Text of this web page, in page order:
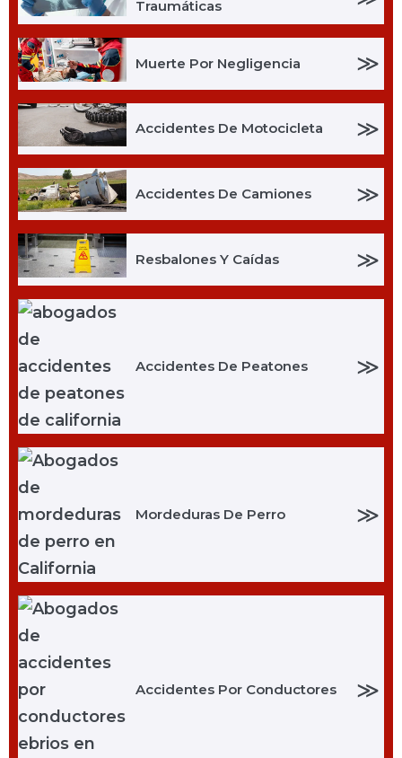
Traumáticas
Muerte Por Negligencia ≫
Accidentes De Motocicleta ≫
Accidentes De Camiones ≫
Resbalones Y Caídas ≫
Accidentes De Peatones ≫
Mordeduras De Perro ≫
Accidentes Por Conductores ≫